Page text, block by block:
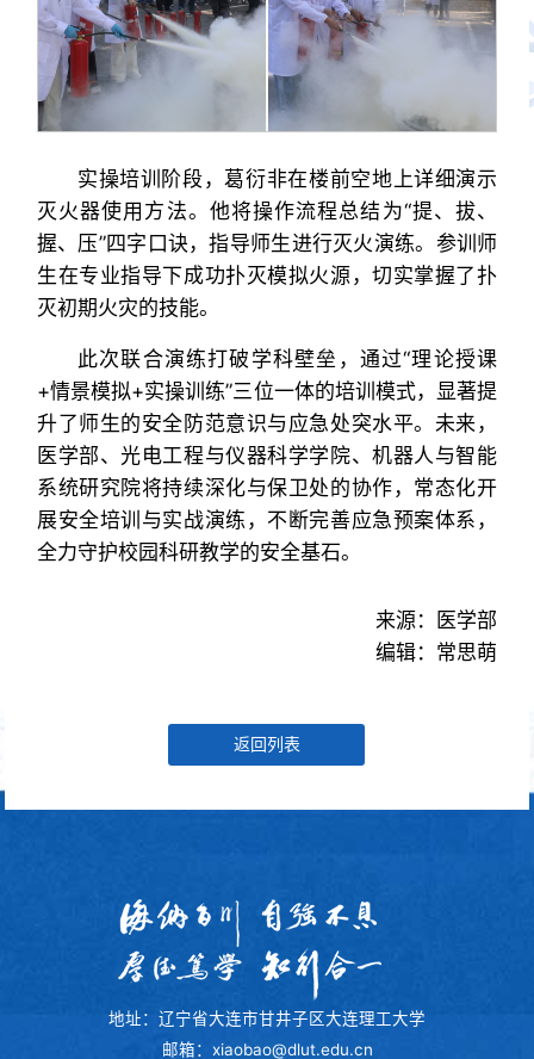
实操培训阶段，葛衍非在楼前空地上详细演示
灭火器使用方法。他将操作流程总结为“提、拔、
握、压”四字口诀，指导师生进行灭火演练。参训师
生在专业指导下成功扑灭模拟火源，切实掌握了扑
灭初期火灾的技能。
此次联合演练打破学科壁垒，通过“理论授课
+情景模拟+实操训练”三位一体的培训模式，显著提
升了师生的安全防范意识与应急处突水平。未来，
医学部、光电工程与仪器科学学院、机器人与智能
系统研究院将持续深化与保卫处的协作，常态化开
展安全培训与实战演练，不断完善应急预案体系，
全力守护校园科研教学的安全基石。
来源：医学部
编辑：常思萌
返回列表
地址：辽宁省大连市甘井子区大连理工大学
邮箱：xiaobao@dlut.edu.cn